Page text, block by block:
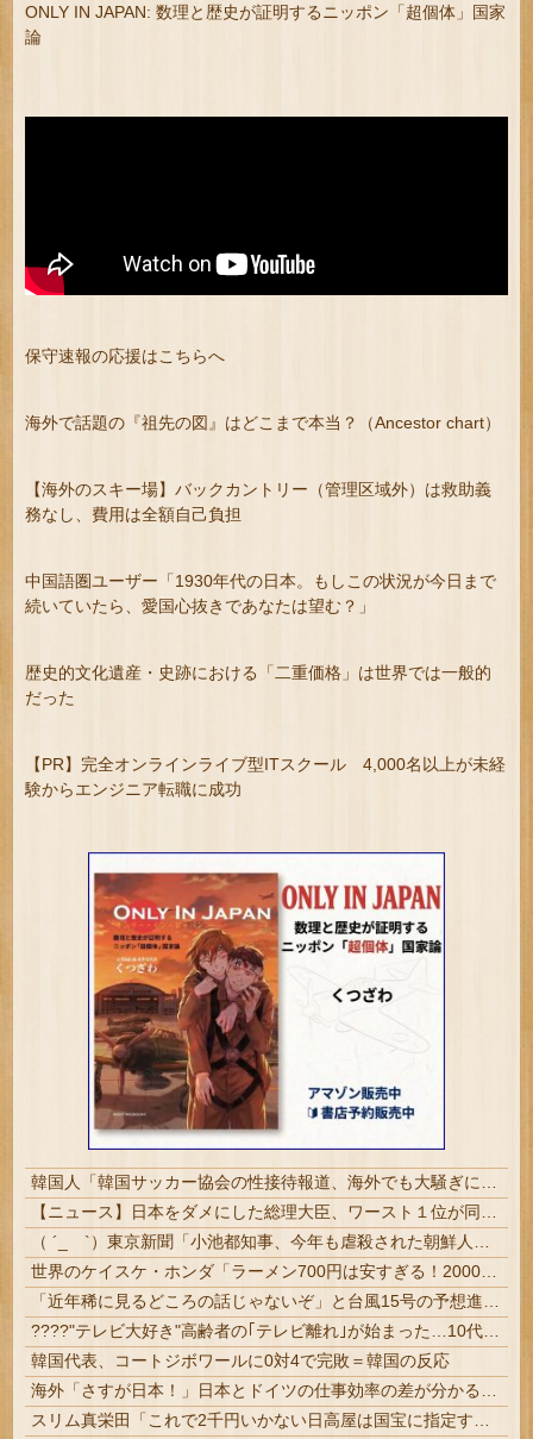
ONLY IN JAPAN: 数理と歴史が証明するニッポン「超個体」国家
論
保守速報の応援はこちらへ
海外で話題の『祖先の図』はどこまで本当？（Ancestor chart）
【海外のスキー場】バックカントリー（管理区域外）は救助義
務なし、費用は全額自己負担
中国語圏ユーザー「1930年代の日本。もしこの状況が今日まで
続いていたら、愛国心抜きであなたは望む？」
歴史的文化遺産・史跡における「二重価格」は世界では一般的
だった
【PR】完全オンラインライブ型ITスクール 4,000名以上が未経
験からエンジニア転職に成功
韓国人「韓国サッカー協会の性接待報道、海外でも大騒ぎに・・・2002年W杯4強の記録取り消しの声も」→「マジで国の恥だ」「2002年まで疑う価値がある」「国民や国が築いた国格をサッカー選手が足で蹴り飛ばすね」
【ニュース】日本をダメにした総理大臣、ワースト１位が同点でこの人ｗｗｗｗｗｗ
（ ´_ゝ`）東京新聞「小池都知事、今年も虐殺された朝鮮人犠牲者らを追悼文を送付しない意向。10年連続」
世界のケイスケ・ホンダ「ラーメン700円は安すぎる！2000円にするべき」
「近年稀に見るどころの話じゃないぞ」と台風15号の予想進路に困惑する人が多数、偏西風が全く通用していないんだけど……
????"テレビ大好き"高齢者の｢テレビ離れ｣が始まった…10代後半～20代の約7割が"ほぼ見ない"
韓国代表、コートジボワールに0対4で完敗＝韓国の反応
海外「さすが日本！」日本とドイツの仕事効率の差が分かる数字に海外が大騒ぎ
スリム真栄田「これで2千円いかない日高屋は国宝に指定する」驚異の料金＆量に反響続々「日高屋恐るべし！」